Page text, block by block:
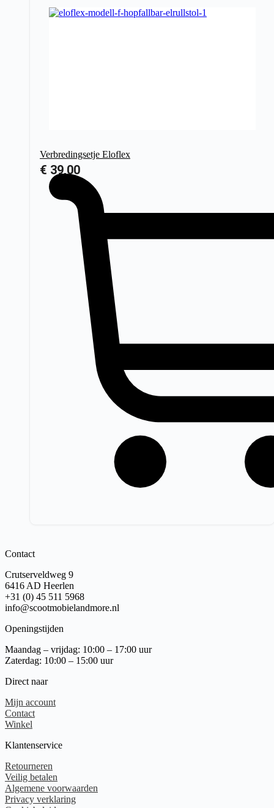
Verbredingsetje Eloflex
€ 39,00
Contact
Crutserveldweg 9
6416 AD Heerlen
+31 (0) 45 511 5968
info@scootmobielandmore.nl
Openingstijden
Maandag – vrijdag: 10:00 – 17:00 uur
Zaterdag: 10:00 – 15:00 uur
Direct naar
Mijn account
Contact
Winkel
Klantenservice
Retourneren
Veilig betalen
Algemene voorwaarden
Privacy verklaring